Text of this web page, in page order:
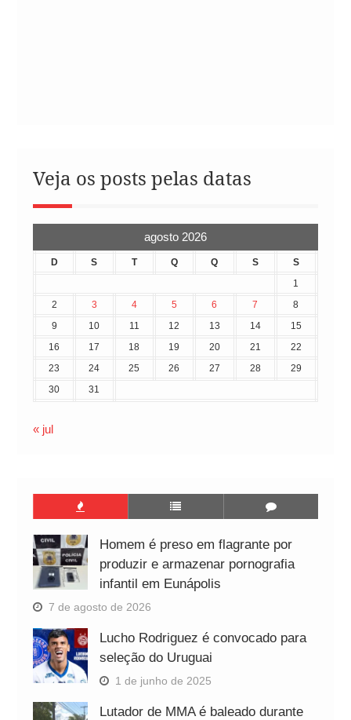
Veja os posts pelas datas
agosto 2026
D S T Q Q S
S
1
2
3 4 5 6 7
8
9
10 11 12 13 14
15
16
17 18 19 20 21
22
23
24 25 26 27 28
29
30
31
« jul
Homem é preso em flagrante por
produzir e armazenar pornografia
infantil em Eunápolis
7 de agosto de 2026
Lucho Rodriguez é convocado para
seleção do Uruguai
1 de junho de 2025
Lutador de MMA é baleado durante